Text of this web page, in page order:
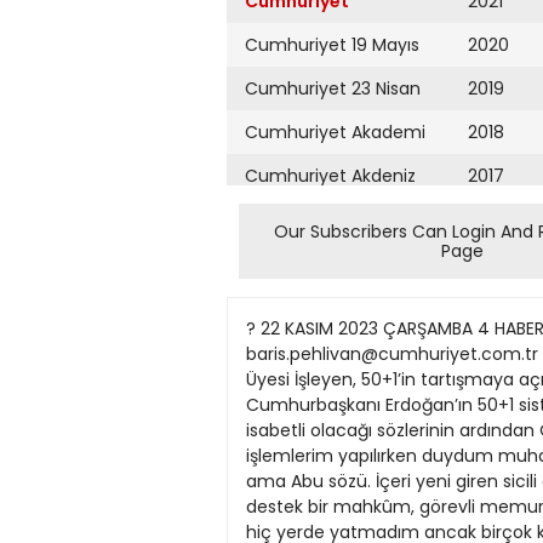
Cumhuriyet 19 Mayıs
Cumhuriyet 23 Nisan
Cumhuriyet Akademi
Cumhuriyet Akdeniz
Cumhuriyet Alışveriş
Cumhuriyet Ankara
Cumhuriyet Büyük
Taaruz
Cumhuriyet
Cumartesi
Cumhuriyet Çevre
2020
2019
2018
2017
2016
2015
2013
2012
2011
2010
2009
Our Subscribers Can Login And
Page
? 22 KASIM 2023 ÇARŞAMBA 4 HABER baris.pehlivan@cumhuriyet.com.tr baris.pehlivan@cumhuriyet.com.tr baris.pehlivan@cumhuriyet.com.tr twitter:@barispehlivan twitter:@barispehlivan twitter:@barispehlivan SOL Parti Başkanlar Kurulu Üyesi İşleyen, 50+1’in tartışmaya açılmasının nedenini açıkladı Saray rejiminin iflası Nerede kalmıştık “Başkanım, dediğiniz koğuşta yerde Cumhurbaşkanı Erdoğan’ın 50+1 sistemindeki değişikliğin İşleyen, barajın düşürülmesinin ittifaklar konusunda de yatacak yer yok.” isabetli olacağı sözlerinin ardından Önder İşleyen’den da bir esneme yaratacağına dikkat çekti. 2010’daki çık cezaevinden çıkış işlemlerim yapılırken duydum muhalefete yeni anayasa uyarısı geldi. İşleyen, “AKP’nin anayasa değişikliği sürecinde başta “yetmez ama Abu sözü. İçeri yeni giren sicili ortada, yeni rejimi kurumsallaştırma girişimine evetçiler” olmak üzere çeşitli grupların iktidara destek bir mahkûm, görevli memura bir an önce karşı durmak gerek” dedi. olduğunun unutulmaması gerektiğini vurguladı söyledi. Ben hiç yerde yatmadım ancak birçok koğuşta yere serilen yataklarda uyuyan insanları gördüm. olmasının asıl anlamı Saray gösterdi. 2010’da ve sonrasında SOL PARTİLER NE DİYOR Geceyi yemekhanede geçirmek rejiminin iflas açıklamasından bir dönemde hem liberal yetmez zorunda kalanlara dahi tanık oldum. başka bir şey değil” diye konuştu. ama evetçilerin hem de boykot Duvarların arkası sıkıştırılmış insan konservesi gibiydi. diyen Kürt hareketinin destekleri ‘Yeni dizilimler yaratacak’ Nasılsın, diye soruyorlar. Sanki alabildi. MHP ile 2015’de başlayan tam doğru yanıtı veremiyorum. Yüzde 50+1 konusunda AKP Türk-İslam sentezi ittifakı ile Deneyimliyim, geçer, biliyorum. içinden zaman zaman farklı başkanlık rejime geçiş sağlandı. Lakin itinayla gözden kaçırılan büyük görüşlerin dile getirildiğinin Önümüzdeki süreçte rejimin bir cerahatın içinde yüzdüm, nasıl Sefa Uy 2 bilindiğini söyleyen İşleyen, yeni kalıcılaştırılmasına yönelik eşiği de unuturum... Farkındasınız değil mi, anayasa çerçevesinde şekillenen farklı ittifaklara yönelerek aşmak son 16 yıldır en çok konuştuğumuz umhurbaşkanı Recep Tayyip başlıkların yalnızca iktidarda konu yargı. Daha doğrusu, kelepçeyle isteyeceği açık. Bu konuda da tıpkı Erdoğan’ın Almanya dönüşü sıkılmış hayatlarımız. Metafor değil, muhalefet blokunda da 2010 referandumunda olduğuna değil derdim, gerçekten de adliye Cuçakta yaptığı 50+1 sistemi farklılıklara yol açacağı görüşünde. benzer kandırılmaya hazır salonlarında verilen kararlar ile İşleyen ile ilgili açıklamaları tartışılmaya “Barajın düşürülmesi kuşkusuz kesimler şimdiden işaretleri ortaya nefesimizi ne kadar kullanacağımızı devam ediyor. Meclis’teki ki ittifaklar konusunda da koyuyor” dedi. İşleyen, “Bugünden öğreniyoruz. İktidar kurmayları ise ne muhalefet partilerinden konuyla bir esneme yaratacak” diyen bu anayasanın özünde faşist dinci zaman boğazımız düğümlense “İnfaz ilgili farklı sesler çıkarken İşleyen, “AKP; ekonomik, sosyal bir üst aşamaya geçmek istiyorlar. rejiminin kurumsallaştırılmasını sistemi değişmeli” diyor. Doğru, Cumhuriyet, önce yargı krizi ve siyasi alanlarda